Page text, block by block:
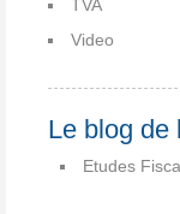
TVA
Video
Le blog de
Etudes